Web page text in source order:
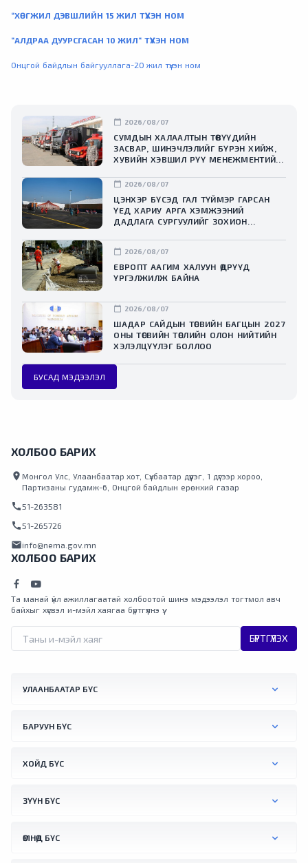
calendar_today 2026/08/07
СУМДЫН ХАЛААЛТЫН ТӨВҮҮДИЙН
ЗАСВАР, ШИНЭЧЛЭЛИЙГ БҮРЭН ХИЙЖ,
ХУВИЙН ХЭВШИЛ РҮҮ МЕНЕЖМЕНТИЙГ
calendar_today 2026/08/07
ЦЭНХЭР БҮСЭД ГАЛ ТҮЙМЭР ГАРСАН
ҮЕД ХАРИУ АРГА ХЭМЖЭЭНИЙ
ДАДЛАГА СУРГУУЛИЙГ ЗОХИОН
calendar_today 2026/08/07
ЕВРОПТ ААГИМ ХАЛУУН ӨДРҮҮД
ҮРГЭЛЖИЛЖ БАЙНА
calendar_today 2026/08/07
ШАДАР САЙДЫН ТӨСВИЙН БАГЦЫН 2027
ОНЫ ТӨСВИЙН ТӨСЛИЙН ОЛОН НИЙТИЙН
ХЭЛЭЛЦҮҮЛЭГ БОЛЛОО
БУСАД МЭДЭЭЛЭЛ
“ХӨГЖИЛ ДЭВШЛИЙН 15 ЖИЛ ТҮҮХЭН НОМ
“АЛДРАА ДУУРСГАСАН 10 ЖИЛ“ ТҮҮХЭН НОМ
Онцгой байдлын байгууллага-20 жил түүхэн ном
ХОЛБОО БАРИХ
location_on Монгол Улс, Улаанбаатар хот, Сүхбаатар дүүрэг, 1 дүгээр хороо,
Партизаны гудамж-6, Онцгой байдлын ерөнхий газар
call 51-263581
call 51-265726
mailinfo@nema.gov.mn
ХОЛБОО БАРИХ
Та манай үйл ажиллагаатай холбоотой шинэ мэдээлэл тогтмол авч
байхыг хүсвэл и-мэйл хаягаа бүртгүүлнэ үү.
БҮРТГҮҮЛЭХ
УЛААНБААТАР БҮС
БАРУУН БҮС
ХОЙД БҮС
ЗҮҮН БҮС
ӨМНӨД БҮС